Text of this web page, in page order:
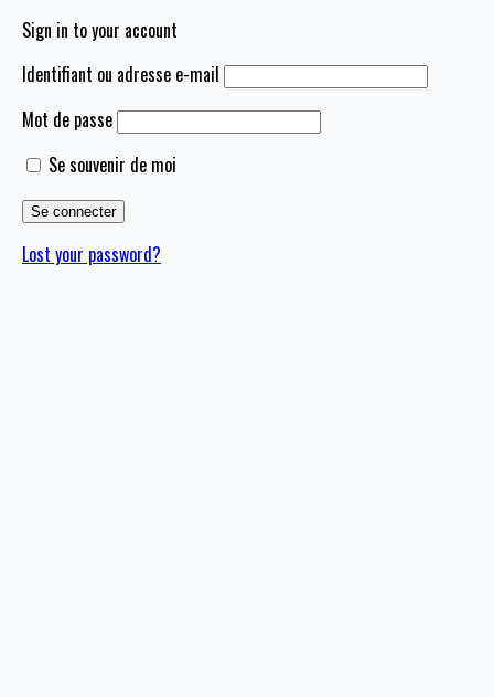
Sign in to your account
Identifiant ou adresse e-mail
Mot de passe
Se souvenir de moi
Lost your password?